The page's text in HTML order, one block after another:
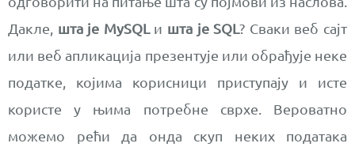
Дакле, шта је MySQL и шта је SQL? Сваки веб сајт
или веб апликација презентује или обрађује неке
податке, којима корисници приступају и исте
користе у њима потребне сврхе. Вероватно
можемо рећи да онда скуп неких података